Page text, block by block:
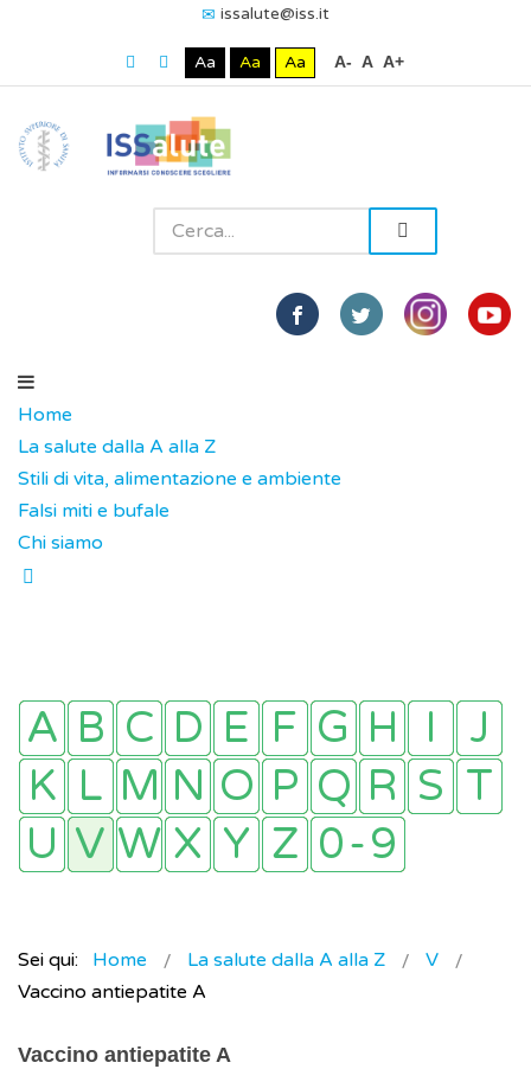
issalute@iss.it
Aa Aa Aa A- A A+
Home
La salute dalla A alla Z
Stili di vita, alimentazione e ambiente
Falsi miti e bufale
Chi siamo
Sei qui: Home La salute dalla A alla Z
V
Vaccino antiepatite A
Vaccino antiepatite A